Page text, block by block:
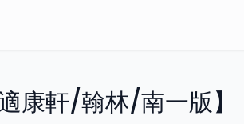
康軒/翰林/南一版】